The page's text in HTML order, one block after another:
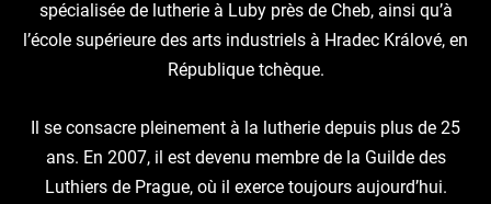
spécialisée de lutherie à Luby près de Cheb, ainsi qu’à
l’école supérieure des arts industriels à Hradec Králové, en
République tchèque.
Il se consacre pleinement à la lutherie depuis plus de 25
ans. En 2007, il est devenu membre de la Guilde des
Luthiers de Prague, où il exerce toujours aujourd’hui.